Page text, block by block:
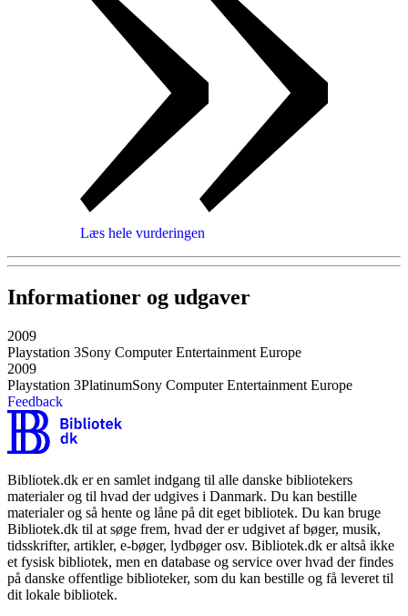
Læs hele vurderingen
Informationer og udgaver
2009
Playstation 3Sony Computer Entertainment Europe
2009
Playstation 3PlatinumSony Computer Entertainment Europe
Feedback
Bibliotek.dk er en samlet indgang til alle danske bibliotekers
materialer og til hvad der udgives i Danmark. Du kan bestille
materialer og så hente og låne på dit eget bibliotek. Du kan bruge
Bibliotek.dk til at søge frem, hvad der er udgivet af bøger, musik,
tidsskrifter, artikler, e-bøger, lydbøger osv. Bibliotek.dk er altså ikke
et fysisk bibliotek, men en database og service over hvad der findes
på danske offentlige biblioteker, som du kan bestille og få leveret til
dit lokale bibliotek.